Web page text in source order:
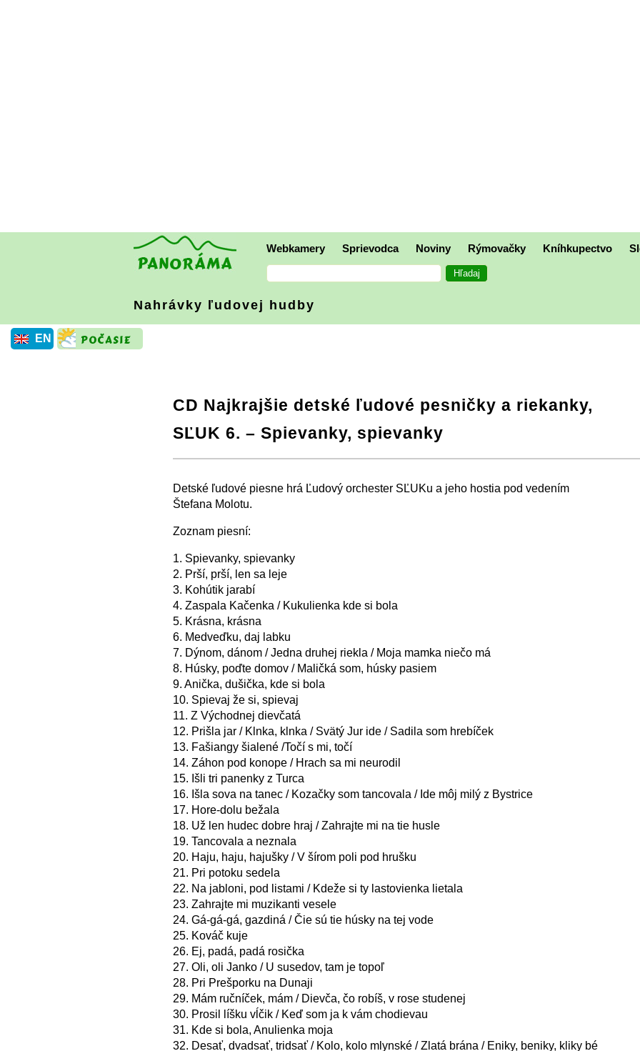
Webkamery Sprievodca Noviny Rýmovačky Kníhkupectvo
Nahrávky ľudovej hudby
EN
CD Najkrajšie detské ľudové pesničky a riekanky,
SĽUK 6. – Spievanky, spievanky
+ − ⛶
Detské ľudové piesne hrá Ľudový orchester SĽUKu a jeho hostia pod vedením
Štefana Molotu.
Zoznam piesní:
1. Spievanky, spievanky
2. Prší, prší, len sa leje
3. Kohútik jarabí
4. Zaspala Kačenka / Kukulienka kde si bola
5. Krásna, krásna
6. Medveďku, daj labku
7. Dýnom, dánom / Jedna druhej riekla / Moja mamka niečo má
8. Húsky, poďte domov / Maličká som, húsky pasiem
9. Anička, dušička, kde si bola
10. Spievaj že si, spievaj
11. Z Východnej dievčatá
12. Prišla jar / Klnka, klnka / Svätý Jur ide / Sadila som hrebíček
13. Fašiangy šialené /Točí s mi, točí
14. Záhon pod konope / Hrach sa mi neurodil
15. Išli tri panenky z Turca
16. Išla sova na tanec / Kozačky som tancovala / Ide môj milý z Bystrice
17. Hore-dolu bežala
18. Už len hudec dobre hraj / Zahrajte mi na tie husle
19. Tancovala a neznala
20. Haju, haju, hajušky / V šírom poli pod hrušku
21. Pri potoku sedela
22. Na jabloni, pod listami / Kdeže si ty lastovienka lietala
23. Zahrajte mi muzikanti vesele
24. Gá-gá-gá, gazdiná / Čie sú tie húsky na tej vode
25. Kováč kuje
26. Ej, padá, padá rosička
27. Oli, oli Janko / U susedov, tam je topoľ
28. Pri Prešporku na Dunaji
29. Mám ručníček, mám / Dievča, čo robíš, v rose studenej
30. Prosil líšku vĺčik / Keď som ja k vám chodievau
31. Kde si bola, Anulienka moja
32. Desať, dvadsať, tridsať / Kolo, kolo mlynské / Zlatá brána / Eniky, beniky, kliky bé